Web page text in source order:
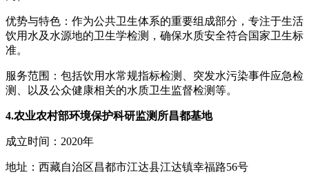
优势与特色：作为公共卫生体系的重要组成部分，专注于生活
饮用水及水源地的卫生学检测，确保水质安全符合国家卫生标
准。
服务范围：包括饮用水常规指标检测、突发水污染事件应急检
测、以及公众健康相关的水质卫生监督检测等。
4.农业农村部环境保护科研监测所昌都基地
成立时间：2020年
地址：西藏自治区昌都市江达县江达镇幸福路56号